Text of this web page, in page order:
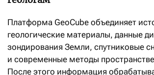
Платформа GeoCube объединяет
геологические материалы, данные
зондирования Земли, спутниковые
и современные методы
После этого информация